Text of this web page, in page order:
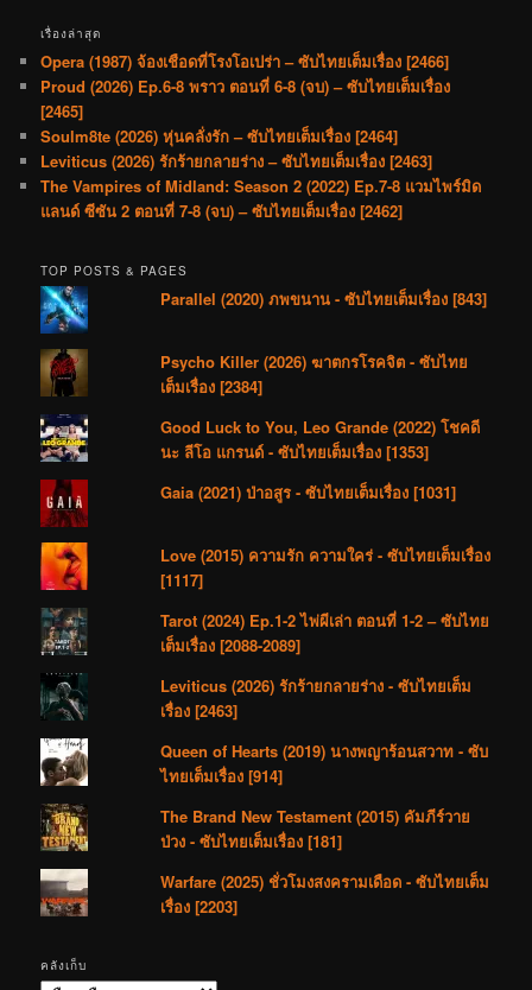
เรื่องล่าสุด
Opera (1987) จ้องเชือดที่โรงโอเปร่า – ซับไทยเต็มเรื่อง [2466]
Proud (2026) Ep.6-8 พราว ตอนที่ 6-8 (จบ) – ซับไทยเต็มเรื่อง
[2465]
Soulm8te (2026) หุ่นคลั่งรัก – ซับไทยเต็มเรื่อง [2464]
Leviticus (2026) รักร้ายกลายร่าง – ซับไทยเต็มเรื่อง [2463]
The Vampires of Midland: Season 2 (2022) Ep.7-8 แวมไพร์มิด
แลนด์ ซีซัน 2 ตอนที่ 7-8 (จบ) – ซับไทยเต็มเรื่อง [2462]
TOP POSTS & PAGES
Parallel (2020) ภพขนาน - ซับไทยเต็มเรื่อง [843]
Psycho Killer (2026) ฆาตกรโรคจิต - ซับไทย
เต็มเรื่อง [2384]
Good Luck to You, Leo Grande (2022) โชคดี
นะ ลีโอ แกรนด์ - ซับไทยเต็มเรื่อง [1353]
Gaia (2021) ป่าอสูร - ซับไทยเต็มเรื่อง [1031]
Love (2015) ความรัก ความใคร่ - ซับไทยเต็มเรื่อง
[1117]
Tarot (2024) Ep.1-2 ไพ่ผีเล่า ตอนที่ 1-2 – ซับไทย
เต็มเรื่อง [2088-2089]
Leviticus (2026) รักร้ายกลายร่าง - ซับไทยเต็ม
เรื่อง [2463]
Queen of Hearts (2019) นางพญาร้อนสวาท - ซับ
ไทยเต็มเรื่อง [914]
The Brand New Testament (2015) คัมภีร์วาย
ป่วง - ซับไทยเต็มเรื่อง [181]
Warfare (2025) ชั่วโมงสงครามเดือด - ซับไทยเต็ม
เรื่อง [2203]
คลังเก็บ